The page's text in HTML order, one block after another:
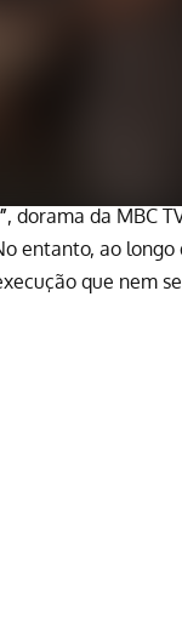
, dorama da MBC
entanto, ao
que nem